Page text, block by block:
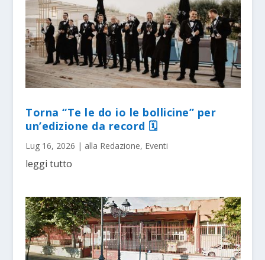
Torna “Te le do io le bollicine” per
un’edizione da record 🗓
Lug 16, 2026 | alla Redazione, Eventi
leggi tutto